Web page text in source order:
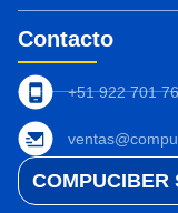
Contacto
+51 922 701
COMPUCIBER